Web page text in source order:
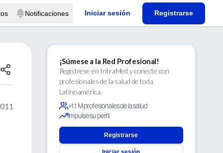
Notificaciones Iniciar sesión Registrarse
¡Súmese a la Red Profesional!
Regístrese en IntraMed y conecte con
profesionales de la salud de toda
Latinoamérica.
+1.1 M profesionales de la salud
Impulse su perfil
Registrarse